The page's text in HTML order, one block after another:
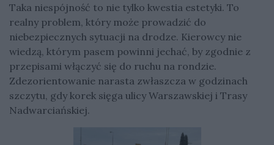
Taka niespójność to nie tylko kwestia estetyki. To
realny problem, który może prowadzić do
niebezpiecznych sytuacji na drodze. Kierowcy nie
wiedzą, którym pasem powinni jechać, by zgodnie z
przepisami włączyć się do ruchu na rondzie.
Zdezorientowanie narasta zwłaszcza w godzinach
szczytu, gdy korek sięga ulicy Warszawskiej i Trasy
Nadwarciańskiej.